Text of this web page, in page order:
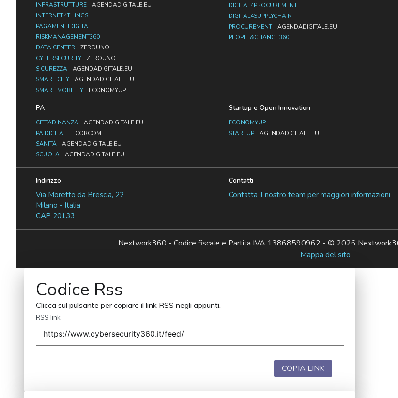
INFRASTRUTTURE
AGENDADIGITALE.EU
INTERNET4THINGS
PAGAMENTIDIGITALI
RISKMANAGEMENT360
DATA CENTER
ZEROUNO
CYBERSECURITY
ZEROUNO
SICUREZZA
AGENDADIGITALE.EU
SMART CITY
AGENDADIGITALE.EU
SMART MOBILITY
ECONOMYUP
DIGITAL4PROCUREMENT
DIGITAL4SUPPLYCHAIN
PROCUREMENT
AGENDADIGITALE.EU
PEOPLE&CHANGE360
PA
CITTADINANZA
AGENDADIGITALE.EU
PA DIGITALE
CORCOM
SANITÀ
AGENDADIGITALE.EU
SCUOLA
AGENDADIGITALE.EU
Startup e Open Innovation
ECONOMYUP
STARTUP
AGENDADIGITALE.EU
Indirizzo
Via Moretto da Brescia, 22
Milano - Italia
CAP 20133
Contatti
Contatta il nostro team per maggiori informazioni
Nextwork360 - Codice fiscale e Partita IVA 13868590962 - © 2026
Mappa del sito
Codice Rss
Clicca sul pulsante per copiare il link RSS negli appunti.
RSS link
COPIA LINK